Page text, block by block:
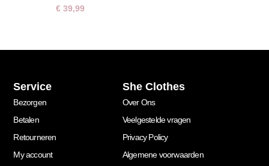
€39,99
Service
Bezorgen
Betalen
Retourneren
My account
She Clothes
Over Ons
Veelgestelde vragen
Privacy Policy
Algemene voorwaarden